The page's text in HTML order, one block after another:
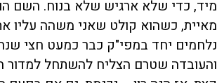
מיד, כדי שלא ארגיש שלא בנוח. השם
מאיית, כשהוא קולט שאני משהה עליו
נלחמים יחד במפי"ק כבר כמעט חצי
והעובדה שטרם הצליח להשתחל למדור